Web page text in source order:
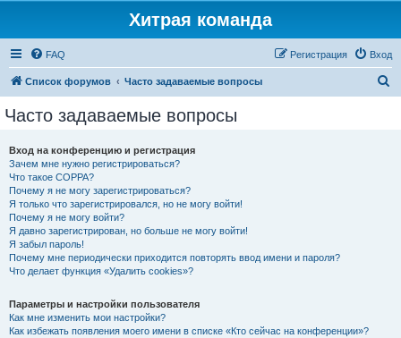
Хитрая команда
FAQ Вход
Регистрация
Список форумов Часто задаваемые вопросы
Часто задаваемые вопросы
Вход на конференцию и регистрация
Зачем мне нужно регистрироваться?
Что такое COPPA?
Почему я не могу зарегистрироваться?
Я только что зарегистрировался, но не могу войти!
Почему я не могу войти?
Я давно зарегистрирован, но больше не могу войти!
Я забыл пароль!
Почему мне периодически приходится повторять ввод имени и пароля?
Что делает функция «Удалить cookies»?
Параметры и настройки пользователя
Как мне изменить мои настройки?
Как избежать появления моего имени в списке «Кто сейчас на конференции»?